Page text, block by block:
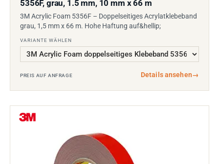
5356F, grau, 1.5 mm, 10 mm x 66 m
3M Acrylic Foam 5356F – Doppelseitiges Acrylatklebeband
grau, 1,5 mm x 66 m. Hohe Haftung auf&hellip;
VARIANTE WÄHLEN
PREIS AUF ANFRAGE Details ansehen→